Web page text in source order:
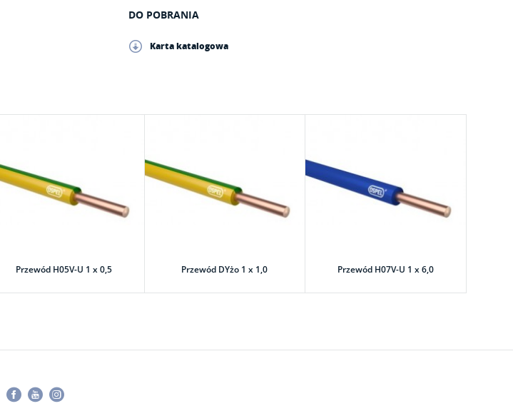
DO POBRANIA
Karta katalogowa
Przewód H05V-U 1 x 0,5 Przewód DYżo 1 x 1,0 Przewód H07V-U 1 x 6,0